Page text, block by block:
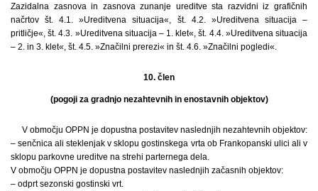
Zazidalna zasnova in zasnova zunanje ureditve sta razvidni iz grafičnih
načrtov št. 4.1. »Ureditvena situacija«, št. 4.2. »Ureditvena situacija –
pritličje«, št. 4.3. »Ureditvena situacija – 1. klet«, št. 4.4. »Ureditvena situacija
– 2. in 3. klet«, št. 4.5. »Značilni prerezi« in št. 4.6. »Značilni pogledi«.
10. člen
(pogoji za gradnjo nezahtevnih in enostavnih objektov)
V območju OPPN je dopustna postavitev naslednjih nezahtevnih objektov:
– senčnica ali steklenjak v sklopu gostinskega vrta ob Frankopanski ulici ali v
sklopu parkovne ureditve na strehi parternega dela.
V območju OPPN je dopustna postavitev naslednjih začasnih objektov:
– odprt sezonski gostinski vrt.